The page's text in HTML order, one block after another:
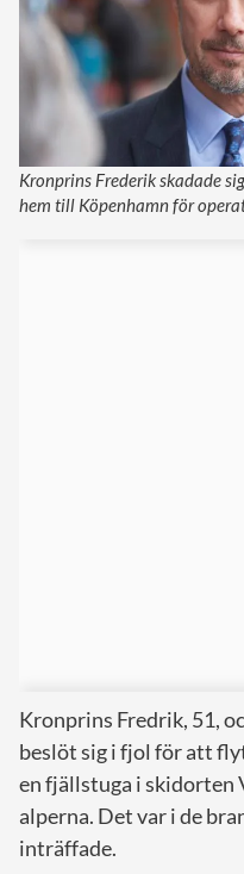
Kronprins Frederik skadade
hem till Köpenhamn för
Kronprins Fredrik, 51,
beslöt sig i fjol för att
en fjällstuga i skidorten
alperna. Det var i de
inträffade.